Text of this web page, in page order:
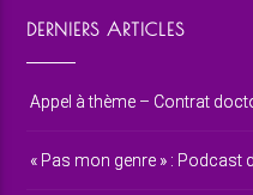
DERNIERS ARTICLES
Appel à thème – Contrat
« Pas mon genre » : Podcast